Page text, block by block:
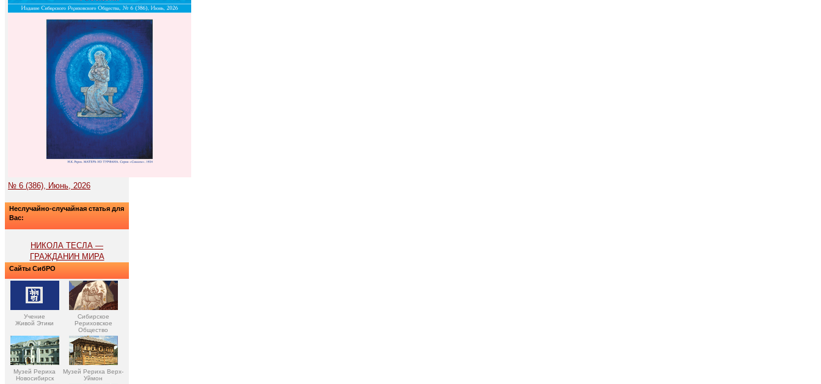
№ 6 (386), Июнь, 2026
Неслучайно-случайная статья для
Вас:
НИКОЛА ТЕСЛА —
ГРАЖДАНИН МИРА
Сайты СибРО
Учение
Живой Этики
Сибирское
Рериховское
Общество
Музей Рериха
Новосибирск
Музей Рериха Верх-
Уймон